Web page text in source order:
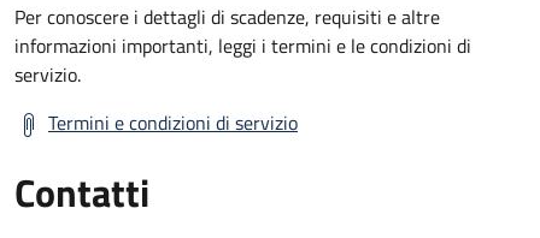
Per conoscere i dettagli di scadenze, requisiti e altre
informazioni importanti, leggi i termini e le condizioni di
servizio.
Termini e condizioni di servizio
Contatti